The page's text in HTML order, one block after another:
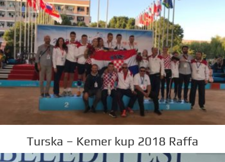
Turska – Kemer kup 2018 Raffa